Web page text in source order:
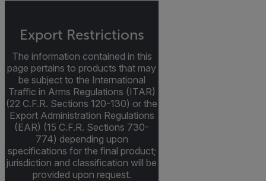
Export Restrictions
The information contained in this
page pertains to products that may
be subject to the International
Traffic in Arms Regulations (ITAR)
(22 C.F.R. Sections 120-130) or the
Export Administration Regulations
(EAR) (15 C.F.R. Sections 730-
774) depending upon
specifications for the final product;
jurisdiction and classification will be
provided upon request.